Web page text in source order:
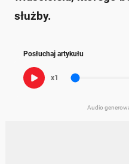
służby.
Posłuchaj artykułu
x1
Audio